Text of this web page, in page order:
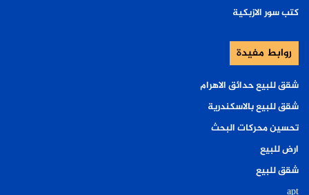
كتب سور الازبكية
روابط مفيدة
شقق للبيع حدائق الاهرام
شقق للبيع بالاسكندرية
تحسين محركات البحث
ارض للبيع
شقق للبيع